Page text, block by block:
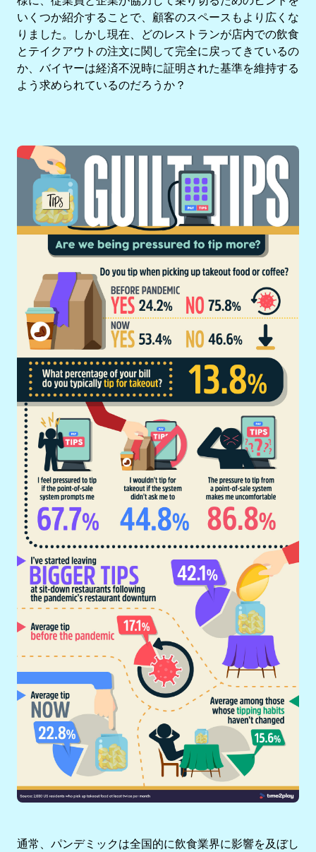
いくつか紹介することで、顧客のスペースもより広くな
りました。しかし現在、どのレストランが店内での飲食
とテイクアウトの注文に関して完全に戻ってきているの
か、バイヤーは経済不況時に証明された基準を維持する
よう求められているのだろうか？
通常、パンデミックは全国的に飲食業界に影響を及ぼし